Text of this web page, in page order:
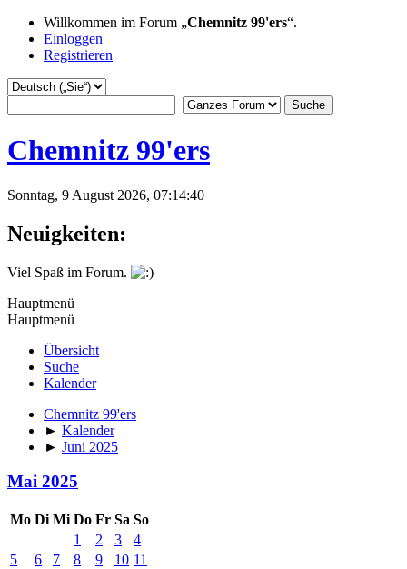
Willkommen im Forum „Chemnitz 99'ers“.
Einloggen
Registrieren
Chemnitz 99'ers
Sonntag, 9 August 2026, 07:14:40
Neuigkeiten:
Viel Spaß im Forum.
Hauptmenü
Hauptmenü
Übersicht
Suche
Kalender
Chemnitz 99'ers
► Kalender
► Juni 2025
Mai 2025
Mo Di Mi Do Fr Sa So
1
2 3
4
5
6 7 8 9 10 11